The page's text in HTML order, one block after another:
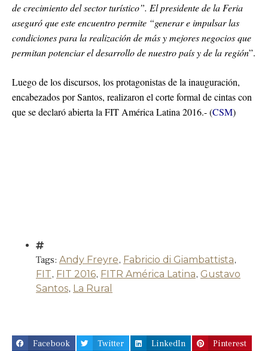
de crecimiento del sector turístico”. El presidente de la Feria
aseguró que este encuentro permite “generar e impulsar las
condiciones para la realización de más y mejores negocios que
permitan potenciar el desarrollo de nuestro país y de la región”.
Luego de los discursos, los protagonistas de la inauguración,
encabezados por Santos, realizaron el corte formal de cintas con
que se declaró abierta la FIT América Latina 2016.- (CSM)
Tags: Andy Freyre, Fabricio di Giambattista,
FIT, FIT 2016, FITR América Latina, Gustavo
Santos, La Rural
Facebook Twitter LinkedIn
Pinterest